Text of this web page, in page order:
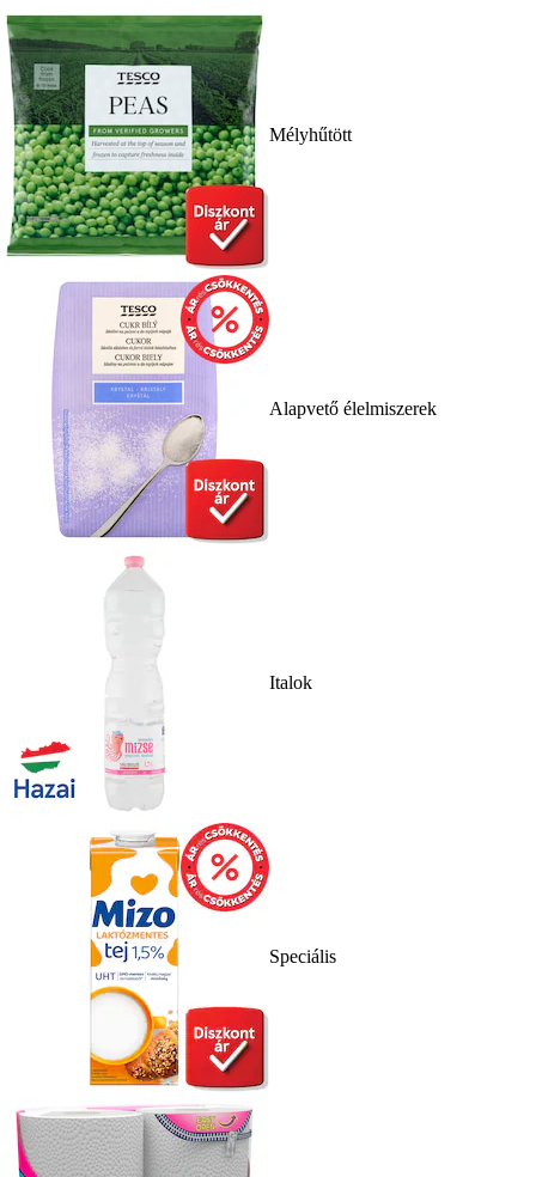
Mélyhűtött
Alapvető élelmiszerek
Italok
Speciális